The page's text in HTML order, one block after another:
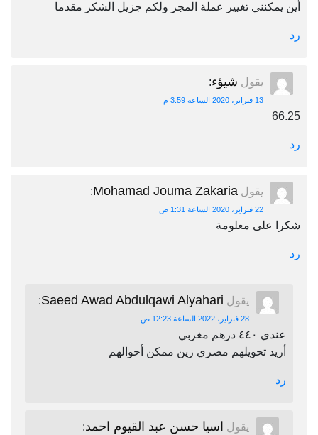
أين يمكنني تغيير عملة المجر ولكم جزيل الشكر مقدما
رد
يقول شيؤء:
13 فبراير، 2020 الساعة 3:59 م
66.25
رد
يقول Mohamad Jouma Zakaria
:
22 فبراير، 2020 الساعة 1:31 ص
شكرا على معلومة
رد
يقول Saeed Awad Abdulqawi Alyahari
:
28 فبراير، 2022 الساعة 12:23 ص
عندي ٤٤٠ درهم مغربي
أريد تحويلهم مصري زين ممكن أحوالهم
رد
يقول اسيا حسن عبد القيوم احمد: